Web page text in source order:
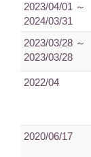
2023/04/01 ～
2024/03/31
2023/03/28 ～
2023/03/28
2022/04
2020/06/17